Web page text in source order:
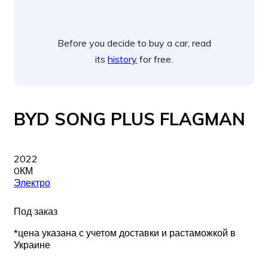
Before you decide to buy a car, read
its history for free.
BYD SONG PLUS FLAGMAN
2022
0КМ
Электро
Под заказ
*цена указана с учетом доставки и растаможкой в
Украине